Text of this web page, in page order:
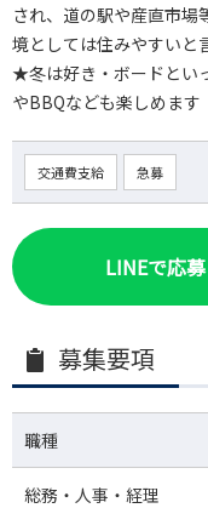
され、道の駅や産直市場
境としては住みやすいと
★冬は好き・ボードとい
やBBQなども楽しめます
交通費支給 急募
LINEで応募
募集要項
職種
総務・人事・経理